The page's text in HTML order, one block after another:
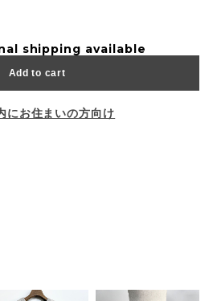
shipping available
Add to cart
にお住まいの方向け